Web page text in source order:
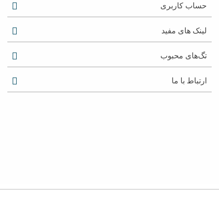
حساب کاربری
لینک های مفید
تگ‌های محبوب
ارتباط با ما